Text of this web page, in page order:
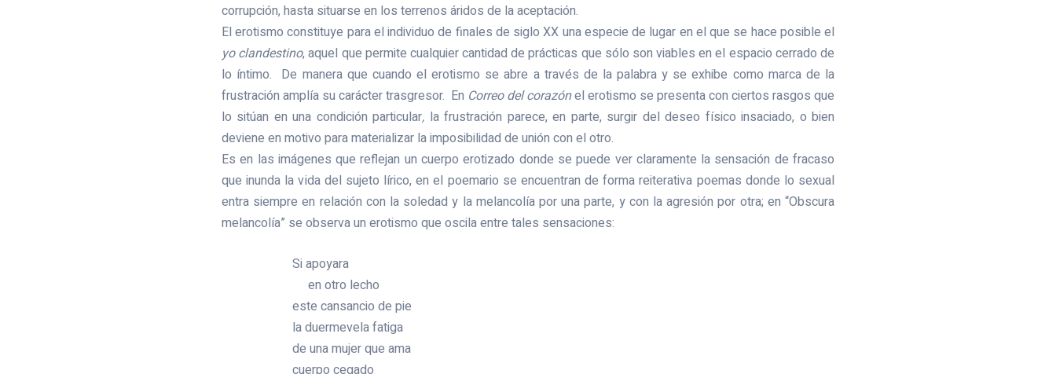
corrupción, hasta situarse en los terrenos áridos de la aceptación.
El erotismo constituye para el individuo de finales de siglo XX una especie de lugar en el que se hace posible el
yo clandestino, aquel que permite cualquier cantidad de prácticas que sólo son viables en el espacio cerrado de
lo íntimo. De manera que cuando el erotismo se abre a través de la palabra y se exhibe como marca de la
frustración amplía su carácter trasgresor. En Correo del corazónel erotismo se presenta con ciertos rasgos que
lo sitúan en una condición particular, la frustración parece, en parte, surgir del deseo físico insaciado, o bien
deviene en motivo para materializar la imposibilidad de unión con el otro.
Es en las imágenes que reflejan un cuerpo erotizado donde se puede ver claramente la sensación de fracaso
que inunda la vida del sujeto lírico, en el poemario se encuentran de forma reiterativa poemas donde lo sexual
entra siempre en relación con la soledad y la melancolía por una parte, y con la agresión por otra; en “Obscura
melancolía” se observa un erotismo que oscila entre tales sensaciones:
Si apoyara
en otro lecho
este cansancio de pie
la duermevela fatiga
de una mujer que ama
cuerpo cegado